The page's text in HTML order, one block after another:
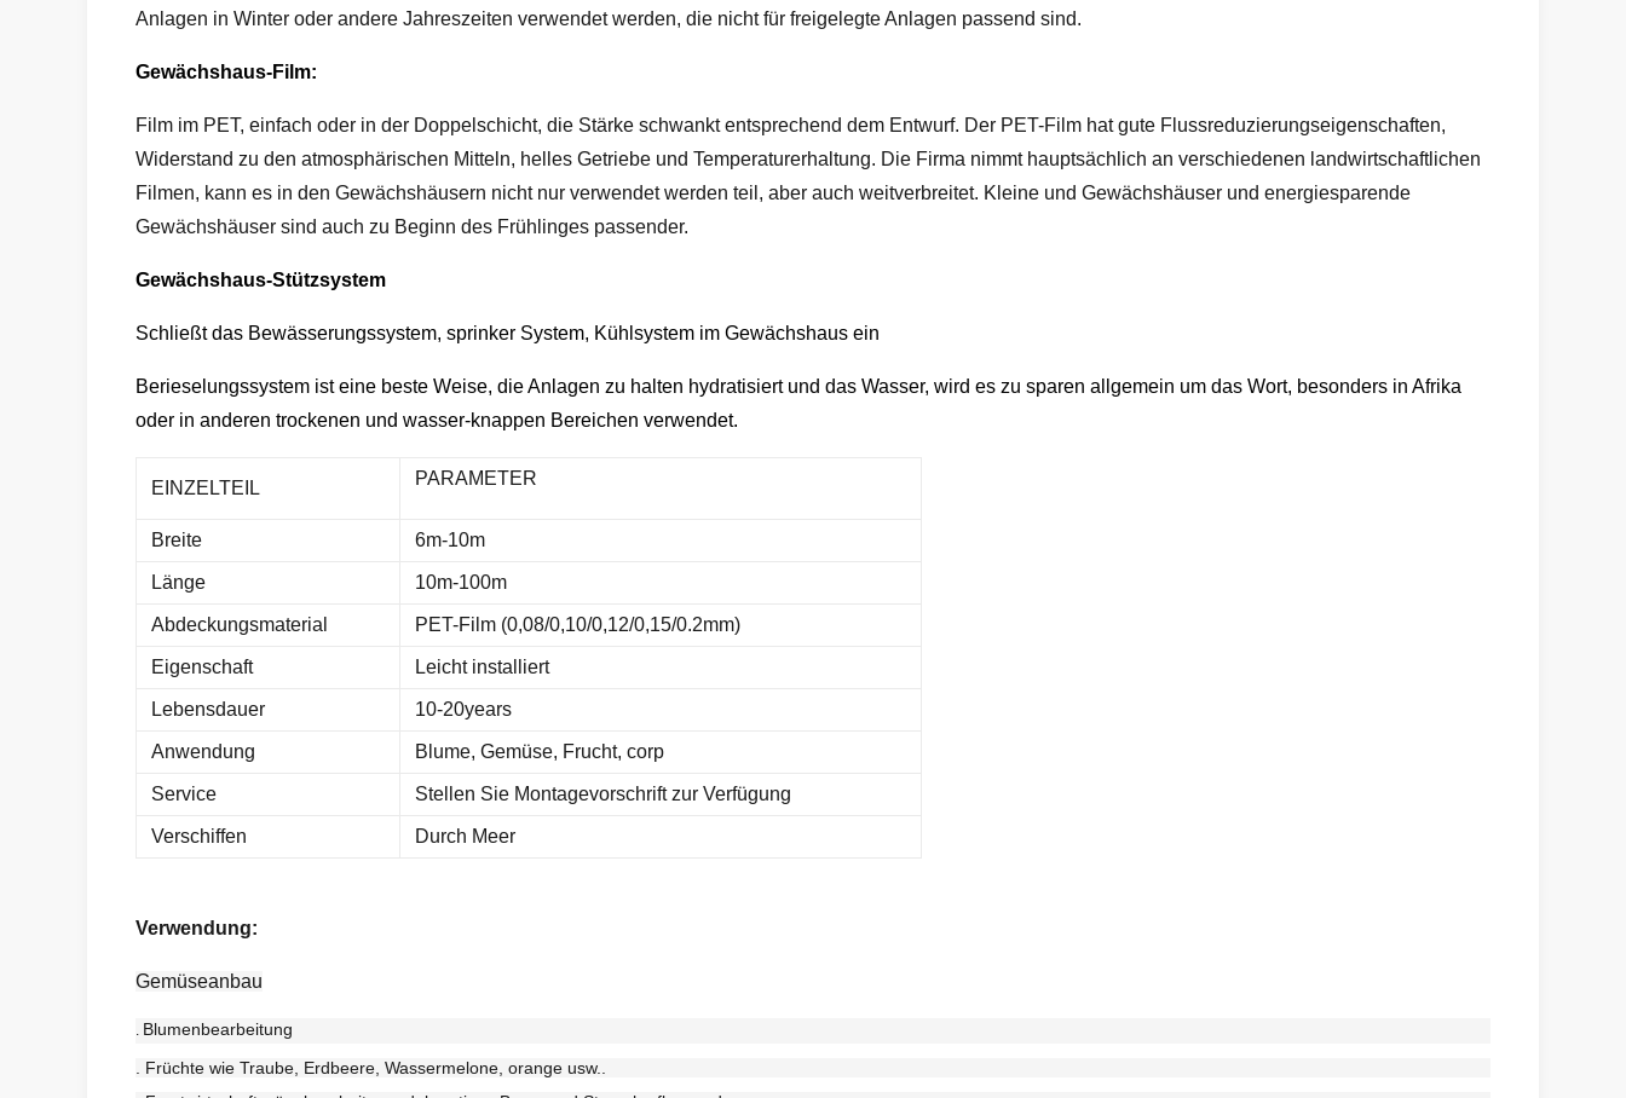
Anlagen in Winter oder andere Jahreszeiten verwendet werden, die nicht für freigelegte Anlagen passend sind.
Gewächshaus-Film:
Film im PET, einfach oder in der Doppelschicht, die Stärke schwankt entsprechend dem Entwurf. Der PET-Film hat gute Flussreduzierungseigenschaften,
Widerstand zu den atmosphärischen Mitteln, helles Getriebe und Temperaturerhaltung. Die Firma nimmt hauptsächlich an verschiedenen landwirtschaftlichen
Filmen, kann es in den Gewächshäusern nicht nur verwendet werden teil, aber auch weitverbreitet. Kleine und Gewächshäuser und energiesparende
Gewächshäuser sind auch zu Beginn des Frühlinges passender.
Gewächshaus-Stützsystem
Schließt das Bewässerungssystem, sprinker System, Kühlsystem im Gewächshaus ein
Berieselungssystem ist eine beste Weise, die Anlagen zu halten hydratisiert und das Wasser, wird es zu sparen allgemein um das Wort, besonders in Afrika
oder in anderen trockenen und wasser-knappen Bereichen verwendet.
EINZELTEIL PARAMETER
Breite 6m-10m
Länge 10m-100m
Abdeckungsmaterial PET-Film (0,08/0,10/0,12/0,15/0.2mm)
Eigenschaft Leicht installiert
Lebensdauer 10-20years
Anwendung Blume, Gemüse, Frucht, corp
Service Stellen Sie Montagevorschrift zur Verfügung
Verschiffen Durch Meer
Verwendung:
Gemüseanbau
. Blumenbearbeitung
. Früchte wie Traube, Erdbeere, Wassermelone, orange usw..